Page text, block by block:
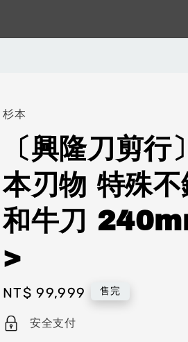
杉本
〔興隆刀剪
本刃物 特殊不
和牛刀
>
Regular
price
NT$ 99,999 售完
安全支付